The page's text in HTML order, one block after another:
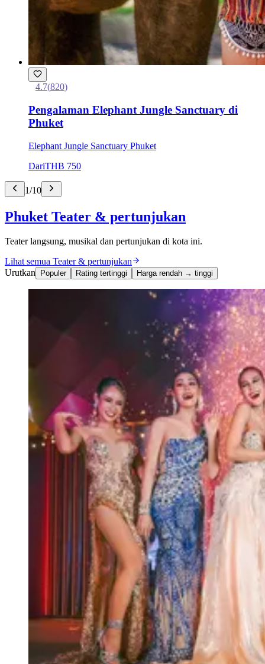
4.7(820)
Pengalaman Elephant Jungle Sanctuary di
Phuket
Elephant Jungle Sanctuary Phuket
DariTHB 750
1/10
Phuket Teater & pertunjukan
Teater langsung, musikal dan pertunjukan di kota ini.
Lihat semua Teater & pertunjukan
Urutkan
Populer Rating tertinggi Harga rendah → tinggi